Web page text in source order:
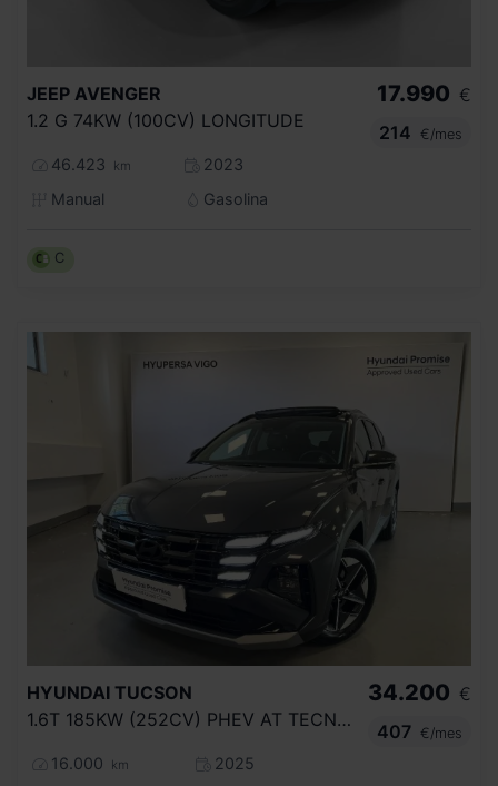
JEEP AVENGER
1.2 G 74KW (100CV) LONGITUDE
46.423 km
2023
Manual
Gasolina
17.990 €
214
€/mes
C
HYUNDAI TUCSON
1.6T 185KW (252CV) PHEV AT TECNO SKY
16.000 km
2025
34.200 €
407
€/mes